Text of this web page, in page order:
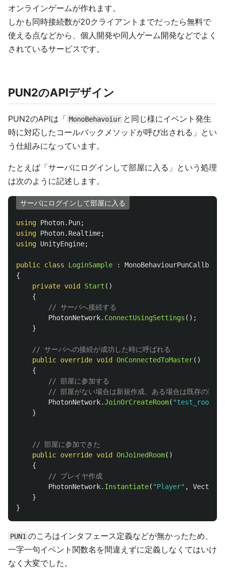
オンラインゲームが作れます。
しかも同時接続数が20クライアントまでだったら無料で
使える点などから、個人開発や同人ゲーム開発などでよく
されているサービスです。
PUN2のAPIデザイン
PUN2のAPIは「 MonoBehavoiur と同じ様にイベント発生
時に対応したコールバックメソッドが呼び出される」とい
う仕組みになっています。
たとえば「サーバにログインして部屋に入る」という処理
は次のように記述します。
サーバにログインして部屋に入る
using Photon.Pun;
using Photon.Realtime;
using UnityEngine;
public class LoginSample :
MonoBehaviourPunCallbacks
{
private void Start ()
{
// サーバへ接続する
PhotonNetwork. ConnectUsingSettings ();
}
// サーバへの接続が成功した時に呼ばれる
public override void OnConnectedToMaster()
{
// 部屋に参加する
// 部屋がない場合は新規作成、ある場合は既存の部屋
PhotonNetwork.JoinOrCreateRoom( "test_room"
}
// 部屋に参加できた
public override void OnJoinedRoom()
{
// プレイヤ作成
PhotonNetwork. Instantiate( "Player" , Vector3
}
}
PUN1 のころはインタフェース定義などが無かったため、
一字一句イベント関数名を間違えずに定義しなくてはいけ
なく大変でした。